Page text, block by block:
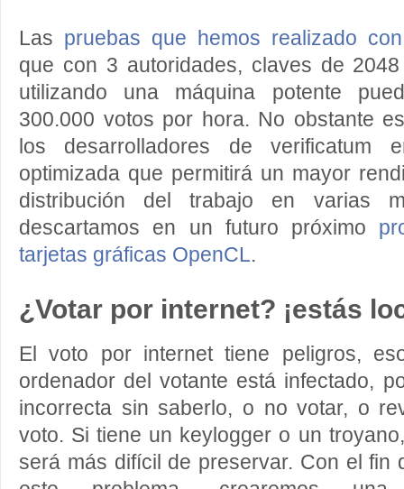
Las pruebas que hemos realizado
que con 3 autoridades, claves de
utilizando una máquina potente
300.000 votos por hora. No obstante
los desarrolladores de verificatum
optimizada que permitirá un mayor
distribución del trabajo en varias
descartamos en un futuro próximo
tarjetas gráficas OpenCL.
¿Votar por internet? ¡estás
El voto por internet tiene peligros,
ordenador del votante está infectado,
incorrecta sin saberlo, o no votar, o
voto. Si tiene un keylogger o un
será más difícil de preservar. Con el fin